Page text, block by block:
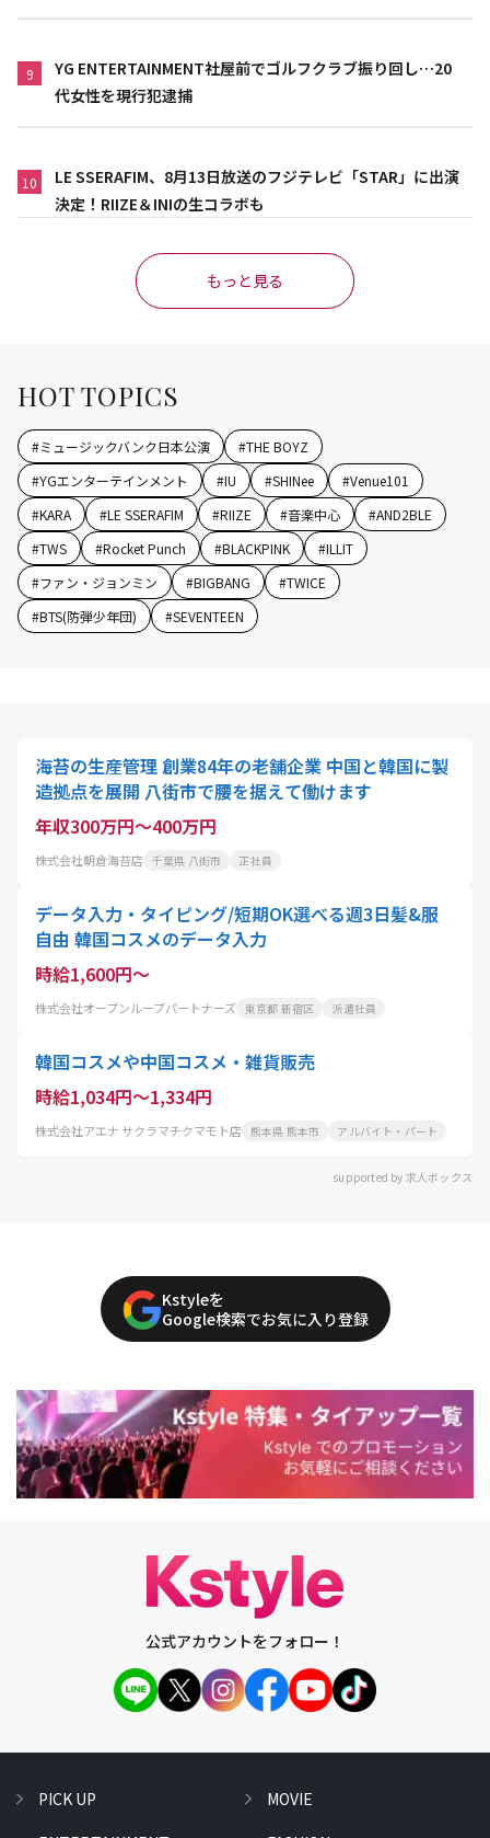
9
YG ENTERTAINMENT社屋前でゴルフクラブ振り回し…20
代女性を現行犯逮捕
10
LE SSERAFIM、8月13日放送のフジテレビ「STAR」に出演
決定！RIIZE＆INIの生コラボも
もっと見る
HOT TOPICS
#ミュージックバンク日本公演 #THE BOYZ
#YGエンターテインメント #IU #SHINee #Venue101
#KARA #LE SSERAFIM #RIIZE #音楽中心 #AND2BLE
#TWS #Rocket Punch #BLACKPINK #ILLIT
#ファン・ジョンミン #BIGBANG #TWICE
#BTS(防弾少年団) #SEVENTEEN
海苔の生産管理 創業84年の老舗企業 中国と韓国に製
造拠点を展開 八街市で腰を据えて働けます
年収300万円～400万円
株式会社朝倉海苔店 千葉県 八街市 正社員
データ入力・タイピング/短期OK選べる週3日髪&服
自由 韓国コスメのデータ入力
時給1,600円～
株式会社オープンループパートナーズ 東京都 新宿区 派遣社員
韓国コスメや中国コスメ・雑貨販売
時給1,034円～1,334円
株式会社アエナ サクラマチクマモト店 熊本県 熊本市 アルバイト・パート
supported by 求人ボックス
Kstyleを
Google検索でお気に入り登録
公式アカウントをフォロー！
PICK UP
MOVIE